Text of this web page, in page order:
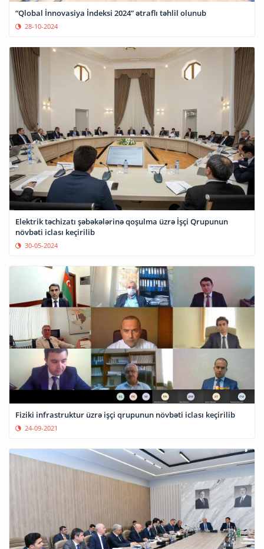
“Qlobal İnnovasiya İndeksi 2024” ətraflı təhlil olunub
28-10-2024
Elektrik təchizatı şəbəkələrinə qoşulma üzrə İşçi Qrupunun
növbəti iclası keçirilib
30-05-2024
Fiziki infrastruktur üzrə işçi qrupunun növbəti iclası keçirilib
24-09-2021